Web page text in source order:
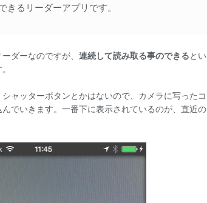
きるリーダーアプリです。
ダーなのですが、連続して読み取る事のできるとい
ャッターボタンとかはないので、カメラに写ったコ
でいきます。一番下に表示されているのが、直近の